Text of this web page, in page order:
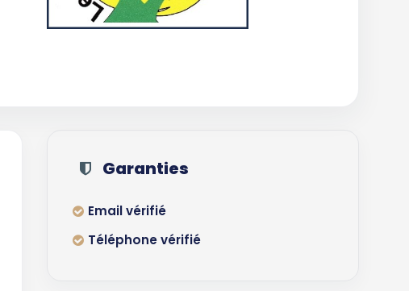
Garanties
Email vérifié
Téléphone vérifié